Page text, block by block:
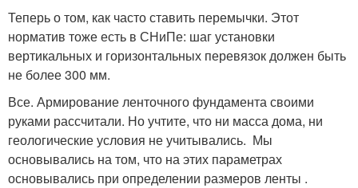
Теперь о том, как часто ставить перемычки. Этот
норматив тоже есть в СНиПе: шаг установки
вертикальных и горизонтальных перевязок должен быть
не более 300 мм.
Все. Армирование ленточного фундамента своими
руками рассчитали. Но учтите, что ни масса дома, ни
геологические условия не учитывались. Мы
основывались на том, что на этих параметрах
основывались при определении размеров ленты .